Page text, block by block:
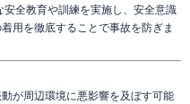
安全教育や訓練を実施し、安全意識
用を徹底することで事故を防ぎま
が周辺環境に悪影響を及ぼす可能